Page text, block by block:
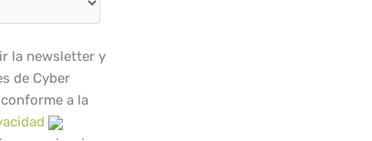
la newsletter y
de Cyber
a la